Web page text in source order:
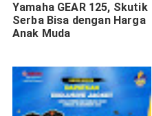
Yamaha GEAR 125, Skutik
Serba Bisa dengan Harga
Anak Muda